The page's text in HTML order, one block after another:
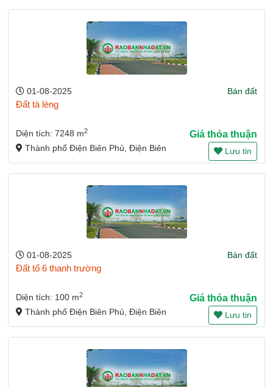
01-08-2025 Bán đất
Đất tà lèng
Diện tích: 7248 m2 Giá thỏa thuận
Thành phố Điện Biên Phủ, Điện Biên Lưu tin
01-08-2025 Bán đất
Đất tổ 6 thanh trường
Diện tích: 100 m2 Giá thỏa thuận
Thành phố Điện Biên Phủ, Điện Biên Lưu tin